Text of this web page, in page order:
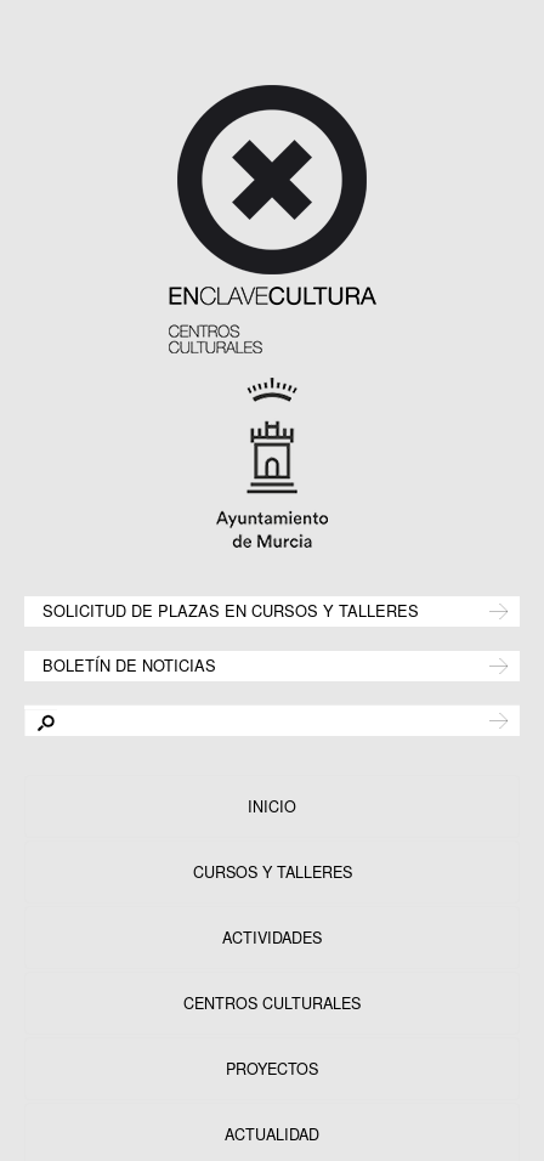
SOLICITUD DE PLAZAS EN CURSOS Y TALLERES
BOLETÍN DE NOTICIAS
INICIO
CURSOS Y TALLERES
ACTIVIDADES
CENTROS CULTURALES
PROYECTOS
ACTUALIDAD